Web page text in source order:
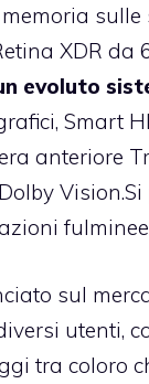
XDR da
evoluto
Smart
anteriore
sul
utenti,
tra coloro